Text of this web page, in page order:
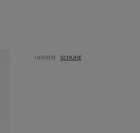
HERREN SCHUHE